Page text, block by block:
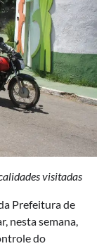
visitadas
Prefeitura de
nesta semana,
do